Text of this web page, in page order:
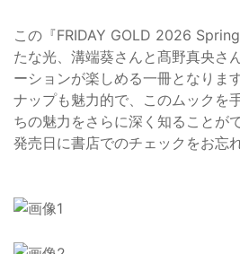
この『FRIDAY GOLD 2026
たな光、溝端葵さんと髙野真央さ
ーションが楽しめる一冊となりま
ナップも魅力的で、このムックを
ちの魅力をさらに深く知ることが
発売日に書店でのチェックをお忘